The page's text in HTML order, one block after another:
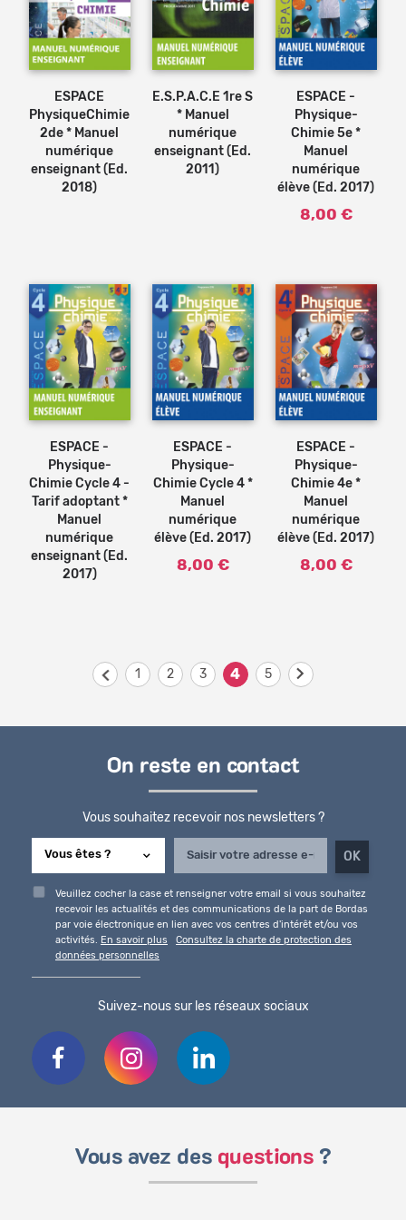
ESPACE
PhysiqueChimie
2de * Manuel
numérique
enseignant (Ed.
2018)
E.S.P.A.C.E 1re S
* Manuel
numérique
enseignant (Ed.
2011)
au
ESPACE -
Physique-
Chimie 5e *
Manuel
numérique
élève (Ed. 2017)
8,00 €
ESPACE -
Physique-
Chimie Cycle 4 -
Tarif adoptant *
Manuel
numérique
enseignant (Ed.
2017)
Ajouter
au
ESPACE -
Physique-
Chimie Cycle 4 *
Manuel
numérique
élève (Ed. 2017)
8,00 €
Ajouter
au
ESPACE -
Physique-
Chimie 4e *
Manuel
numérique
élève (Ed. 2017)
8,00 €
1 2 3 4 5
On reste en contact
Vous souhaitez recevoir nos newsletters ?
Veuillez cocher la case et renseigner votre email si vous souhaitez
recevoir les actualités et des communications de la part de Bordas
par voie électronique en lien avec vos centres d'intérêt et/ou vos
activités. En savoir plus
Consultez la charte de protection des
données personnelles
Suivez-nous sur les réseaux sociaux
Vous avez des questions ?